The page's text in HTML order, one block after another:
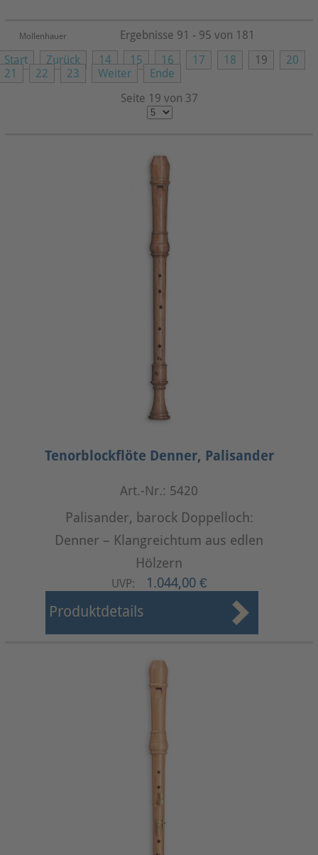
Mollenhauer
Start Zurück 14 15 16 17 18 19
20
21
22 23 Weiter
Ende
Seite 19 von 37
Ergebnisse 91 - 95 von 181
Tenorblockflöte Denner, Palisander
Art.-Nr.: 5420
Palisander, barock Doppelloch:
Denner – Klangreichtum aus edlen
Hölzern
UVP: 1.044,00 €
Produktdetails